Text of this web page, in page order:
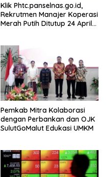
Klik Phtc.panselnas.go.id,
Rekrutmen Manajer Koperasi
Merah Putih Ditutup 24 April
Pemkab Mitra Kolaborasi
dengan Perbankan dan OJK
SulutGoMalut Edukasi UMKM